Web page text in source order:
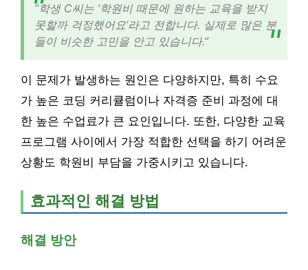
“학생 C씨는 ‘학원비 때문에 원하는 교육을 받지
못할까 걱정했어요’라고 전합니다. 실제로 많은 분
들이 비슷한 고민을 안고 있습니다.”
이 문제가 발생하는 원인은 다양하지만, 특히 수요
가 높은 코딩 커리큘럼이나 자격증 준비 과정에 대
한 높은 수업료가 큰 요인입니다. 또한, 다양한 교육
프로그램 사이에서 가장 적합한 선택을 하기 어려운
상황도 학원비 부담을 가중시키고 있습니다.
효과적인 해결 방법
해결 방안